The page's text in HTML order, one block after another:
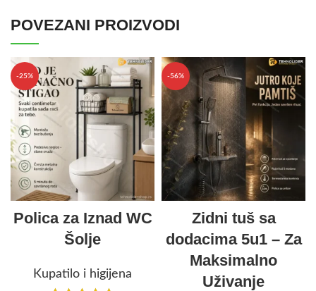
POVEZANI PROIZVODI
-25%
Polica za Iznad WC
Šolje
Kupatilo i higijena
-56%
Zidni tuš sa
dodacima 5u1 – Za
Maksimalno
Uživanje